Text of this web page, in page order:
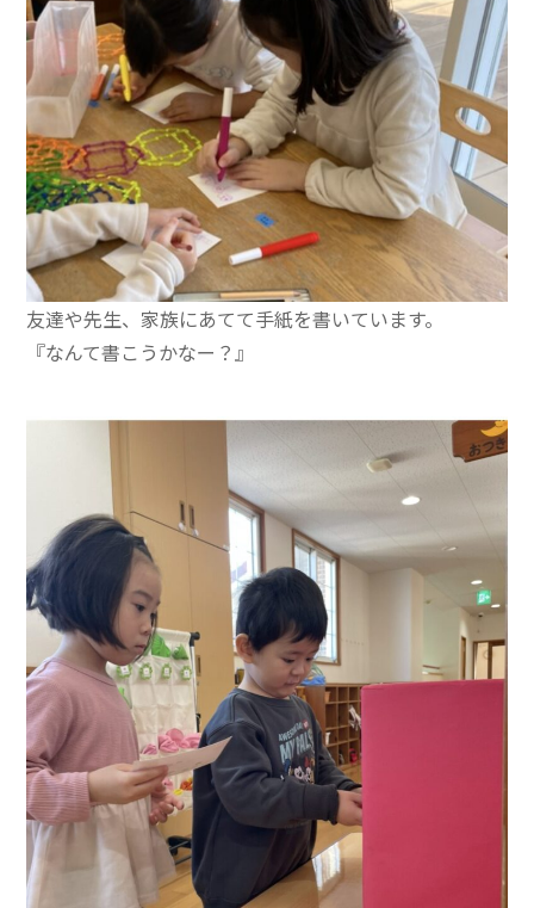
友達や先生、家族にあてて手紙を書いています。
『なんて書こうかなー？』